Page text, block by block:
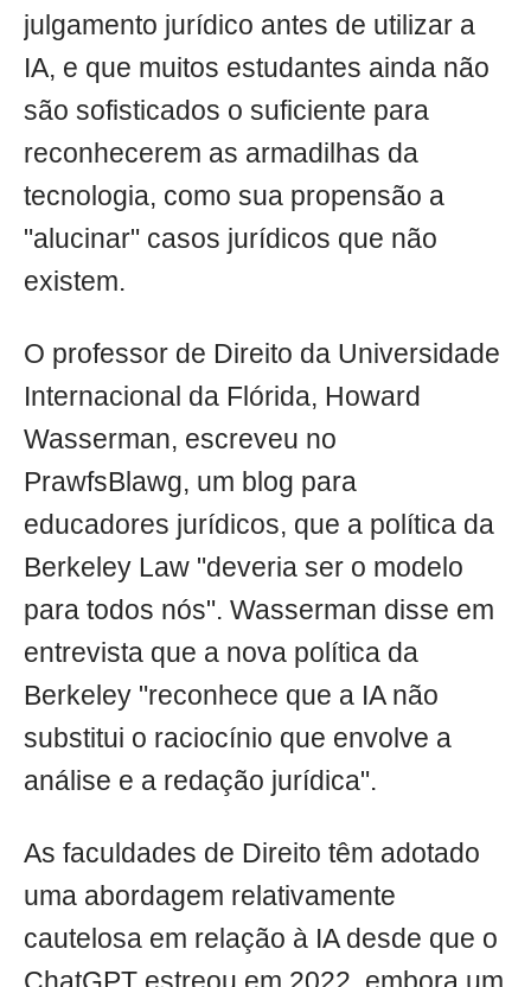
julgamento jurídico antes de utilizar a
IA, e que muitos estudantes ainda não
são sofisticados o suficiente para
reconhecerem as armadilhas da
tecnologia, como sua propensão a
"alucinar" casos jurídicos que não
existem.
O professor de Direito da Universidade
Internacional da Flórida, Howard
Wasserman, escreveu no
PrawfsBlawg, um blog para
educadores jurídicos, que a política da
Berkeley Law "deveria ser o modelo
para todos nós". Wasserman disse em
entrevista que a nova política da
Berkeley "reconhece que a IA não
substitui o raciocínio que envolve a
análise e a redação jurídica".
As faculdades de Direito têm adotado
uma abordagem relativamente
cautelosa em relação à IA desde que o